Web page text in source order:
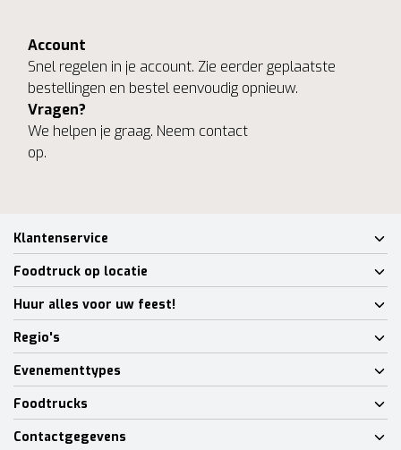
Account
Snel regelen in je account. Zie eerder geplaatste
bestellingen en bestel eenvoudig opnieuw.
Vragen?
We helpen je graag. Neem contact
op.
Klantenservice
Foodtruck op locatie
Huur alles voor uw feest!
Regio's
Evenementtypes
Foodtrucks
Contactgegevens